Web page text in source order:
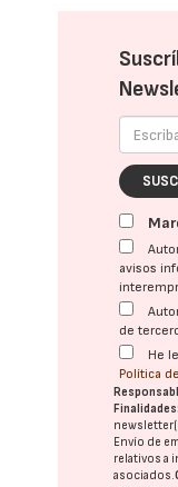
avisos
de
He
Política
Finalidades:
Envío de
relativos a
asociados.